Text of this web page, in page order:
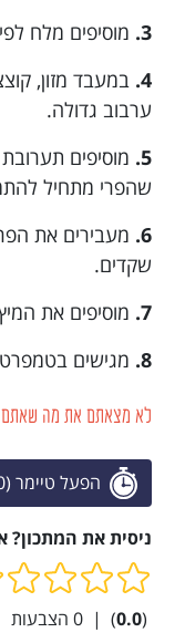
3. מוסיפים מלח
4. במעבד מזון,
ערבוב גדולה.
5. מוסיפים
שהפרי מתחיל
6. מעבירים את
שקדים.
7. מוסיפים את
8. מגישים
לא מצאתם את מה שאתם
הפעל טיימר (20 דקות)
ניסית את המתכון?
(
0.0
)
|
0 הצבעות